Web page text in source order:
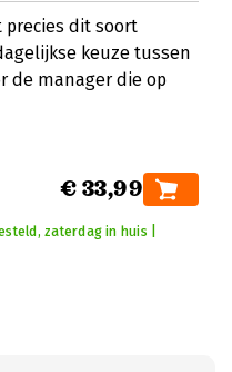
precies dit soort
keuze tussen
de manager die op
€ 33,99
zaterdag in huis |